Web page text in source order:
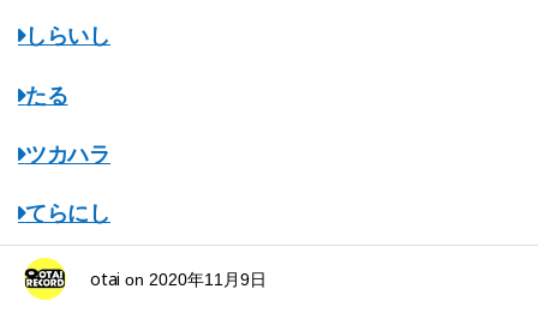
しらいし
たる
ツカハラ
てらにし
ながはし
otai on 2020年11月9日